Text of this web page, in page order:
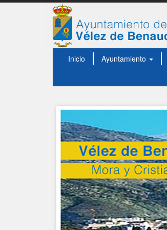
Inicio Ayuntamiento